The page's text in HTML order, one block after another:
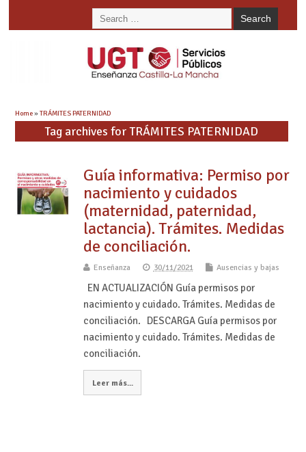
Home»TRÁMITES PATERNIDAD
Tag archives for TRÁMITES PATERNIDAD
Guía informativa: Permiso por
nacimiento y cuidados
(maternidad, paternidad,
lactancia). Trámites. Medidas
de conciliación.
Enseñanza 30/11/2021 Ausencias y bajas
EN ACTUALIZACIÓN Guía permisos por
nacimiento y cuidado. Trámites. Medidas de
conciliación. DESCARGA Guía permisos por
nacimiento y cuidado. Trámites. Medidas de
conciliación.
Leer más...